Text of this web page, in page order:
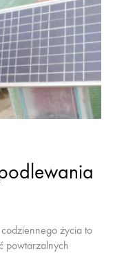
życia to
powtarzalnych